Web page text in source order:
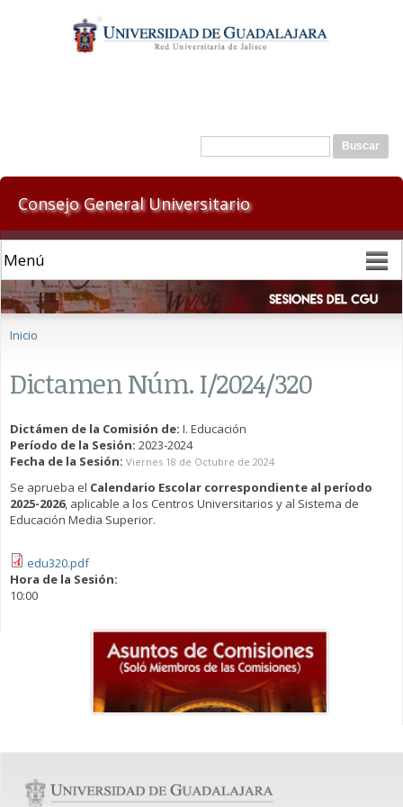
contenido
principal
Formulario de búsqueda
Buscar
Consejo General Universitario
Inicio
Dictamen Núm. I/2024/320
Dictámen de la Comisión de: I. Educación
Período de la Sesión: 2023-2024
Fecha de la Sesión: Viernes 18 de Octubre de 2024
Se aprueba el Calendario Escolar correspondiente al período
2025-2026, aplicable a los Centros Universitarios y al Sistema de
Educación Media Superior.
edu320.pdf
Hora de la Sesión:
10:00